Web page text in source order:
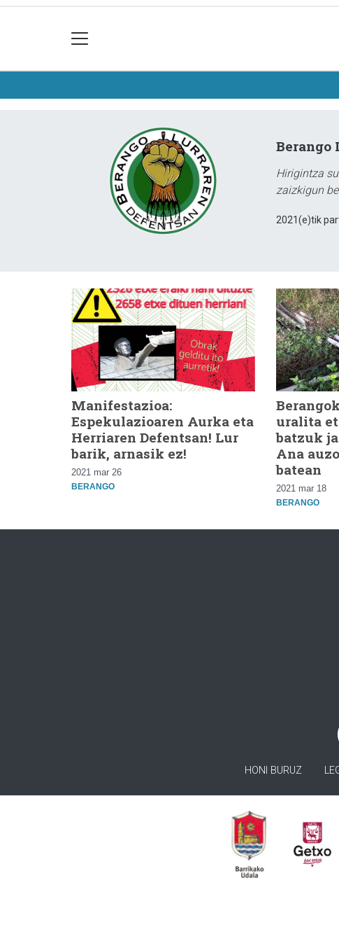
Berango
Hirigintza
zaizkigun
2021(e)tik
Manifestazioa:
Espekulazioaren Aurka eta
Herriaren Defentsan! Lur
barik, arnasik ez!
2021 mar 26
BERANGO
uralita
batzuk
Ana
batean
2021 mar 18
BERANGO
HONI BURUZ